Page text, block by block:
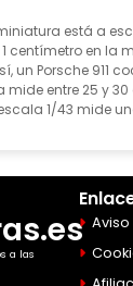
está a
centímetro en la
un Porsche 911
mide entre 25 y
1/43 mide
a las